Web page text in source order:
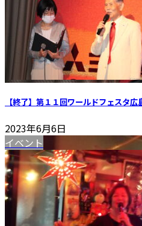
【終了】第１１回ワールドフェスタ
2023年6月6日
イベント